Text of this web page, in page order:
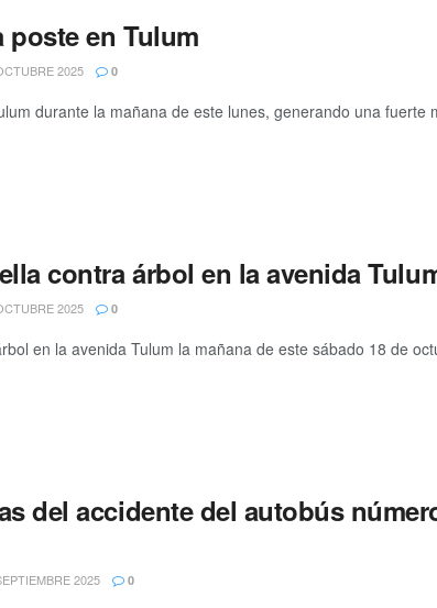
en Tulum
2025 0
durante la mañana de este lunes, generando una fuerte
contra árbol en la avenida
2025 0
en la avenida Tulum la mañana de este sábado 18 de
del accidente del autobús
2025 0